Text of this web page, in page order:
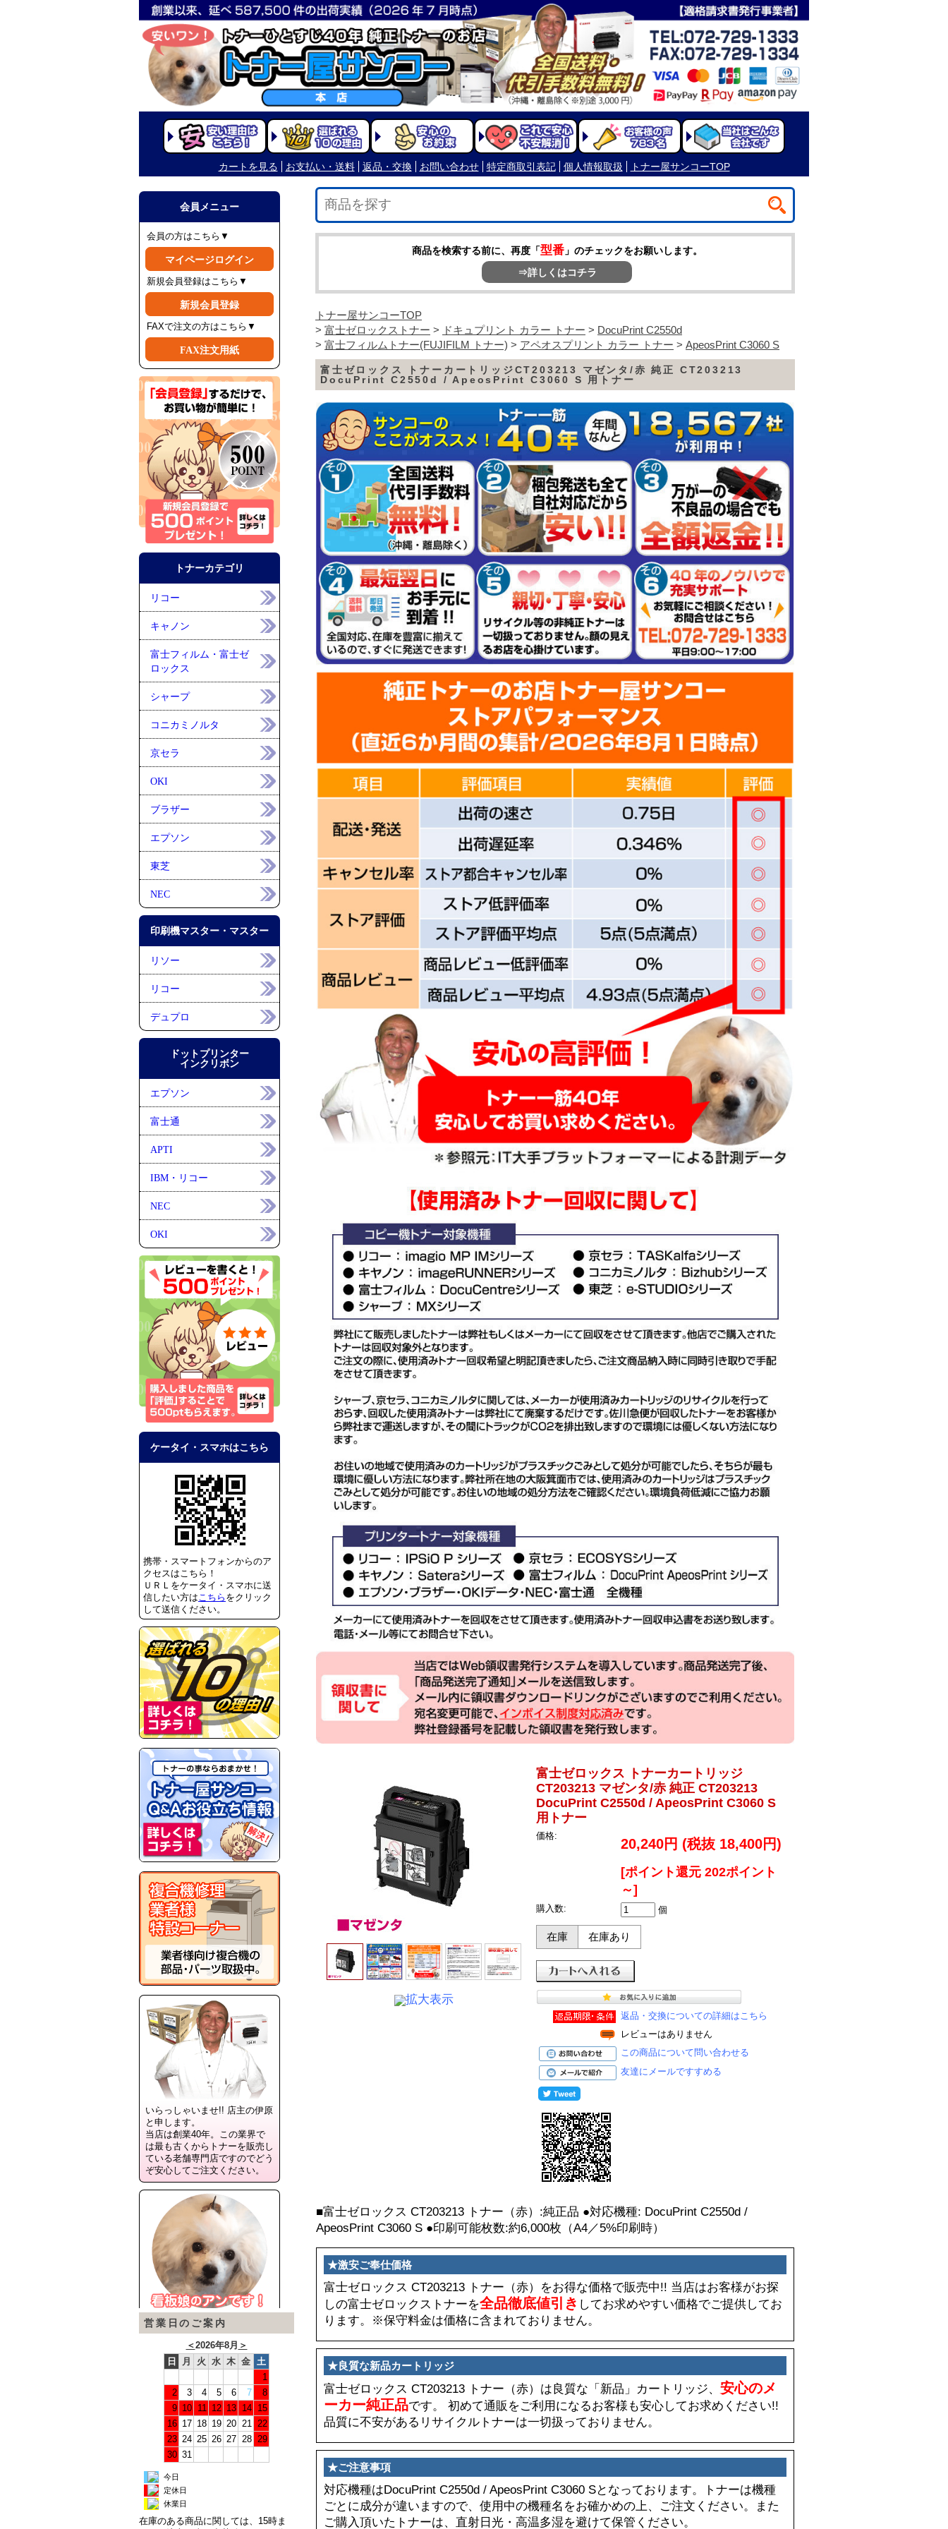
営業日のご案内
＜2026年8月 ＞
日
月 火 水 木 金 土
1
2
3 4 5 6 7
8
9 10 11 12 13 14 15
16 17 18 19 20 21 22
23 24 25 26 27 28 29
30 31
今日
定休日
休業日
在庫のある商品に関しては、15時ま
商品を検索する前に、再度「型番」のチェックをお願いします。
⇒詳しくはコチラ
トナー屋サンコーTOP
> 富士ゼロックストナー > ドキュプリント カラー トナー > DocuPrint C2550d
> 富士フィルムトナー(FUJIFILM トナー) > アペオスプリント カラー トナー > ApeosPrint C3060 S
富士ゼロックス トナーカートリッジCT203213 マゼンタ/赤 純正 CT203213
DocuPrint C2550d / ApeosPrint C3060 S 用トナー
拡大表示
富士ゼロックス トナーカートリッジ
CT203213 マゼンタ/赤 純正 CT203213
DocuPrint C2550d / ApeosPrint C3060 S
用トナー
価格:
20,240円 (税抜 18,400円)
[ポイント還元 202ポイント
～]
購入数: 個
在庫 在庫あり
返品・交換についての詳細はこちら
レビューはありません
この商品について問い合わせる
友達にメールですすめる
■富士ゼロックス CT203213 トナー（赤）:純正品 ●対応機種: DocuPrint C2550d /
ApeosPrint C3060 S ●印刷可能枚数:約6,000枚（A4／5%印刷時）
★激安ご奉仕価格
富士ゼロックス CT203213 トナー（赤）をお得な価格で販売中!! 当店はお客様がお探
しの富士ゼロックストナーを全品徹底値引き してお求めやすい価格でご提供してお
ります。※保守料金は価格に含まれておりません。
★良質な新品カートリッジ
富士ゼロックス CT203213 トナー（赤）は良質な「新品」カートリッジ、 安心のメ
ーカー純正品です。 初めて通販をご利用になるお客様も安心してお求めください!!
品質に不安があるリサイクルトナーは一切扱っておりません。
★ご注意事項
対応機種はDocuPrint C2550d / ApeosPrint C3060 Sとなっております。トナーは機種
ごとに成分が違いますので、使用中の機種名をお確かめの上、ご注文ください。また
ご購入頂いたトナーは、直射日光・高温多湿を避けて保管ください。